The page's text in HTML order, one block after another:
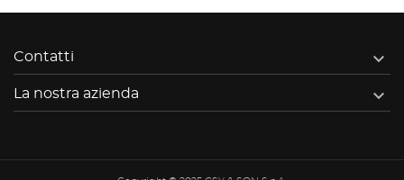
Contatti 
La nostra azienda 